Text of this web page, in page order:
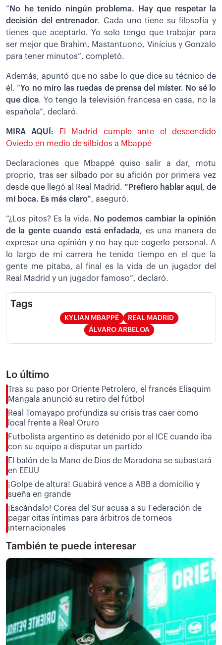
“ No he tenido ningún problema. Hay que respetar la
decisión del entrenador. Cada uno tiene su filosofía y
tienes que aceptarlo. Yo solo tengo que trabajar para
ser mejor que Brahim, Mastantuono, Vinícius y Gonzalo
para tener minutos”, completó.
Además, apuntó que no sabe lo que dice su técnico de
él. “Yo no miro las ruedas de prensa del míster. No sé lo
que dice. Yo tengo la televisión francesa en casa, no la
española”, declaró.
MIRA AQUÍ:
El Madrid cumple ante el descendido
Oviedo en medio de silbidos a Mbappé
Declaraciones que Mbappé quiso salir a dar, motu
proprio, tras ser silbado por su afición por primera vez
desde que llegó al Real Madrid. “Prefiero hablar aquí, de
mi boca. Es más claro”, aseguró.
“¿Los pitos? Es la vida. No podemos cambiar la opinión
de la gente cuando está enfadada, es una manera de
expresar una opinión y no hay que cogerlo personal. A
lo largo de mi carrera he tenido tiempo en el que la
gente me pitaba, al final es la vida de un jugador del
Real Madrid y un jugador famoso”, declaró.
Tags
KYLIAN MBAPPÉ
REAL MADRID
ÁLVARO ARBELOA
Lo último
Tras su paso por Oriente Petrolero, el francés Eliaquim
Mangala anunció su retiro del fútbol
Real Tomayapo profundiza su crisis tras caer como
local frente a Real Oruro
Futbolista argentino es detenido por el ICE cuando iba
con su equipo a disputar un partido
El balón de la Mano de Dios de Maradona se subastará
en EEUU
¡Golpe de altura! Guabirá vence a ABB a domicilio y
sueña en grande
¡Escándalo! Corea del Sur acusa a su Federación de
pagar citas íntimas para árbitros de torneos
internacionales
También te puede interesar